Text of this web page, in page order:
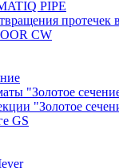
PIPE
протечек
CW
"Золотое
"Золотое
GS